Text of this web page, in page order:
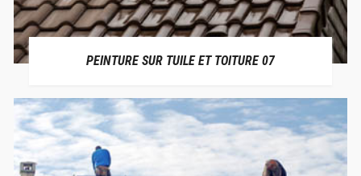
PEINTURE SUR TUILE ET TOITURE 07